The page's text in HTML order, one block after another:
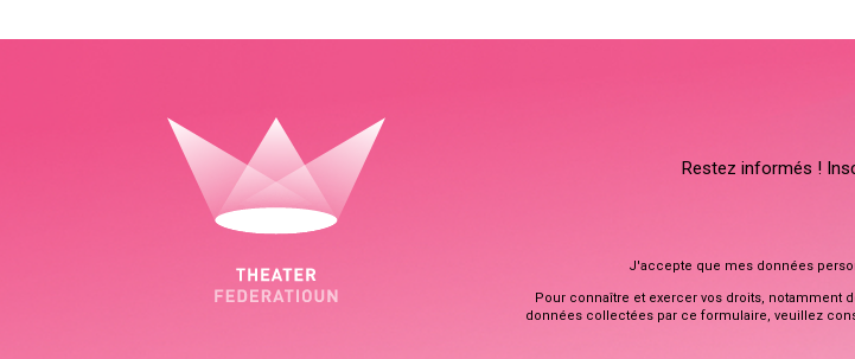
Restez informés !
J'accepte que mes données
Pour connaître et exercer vos droits, notamment
données collectées par ce formulaire, veuillez